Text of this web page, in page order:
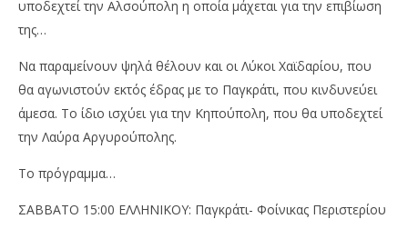
υποδεχτεί την Αλσούπολη η οποία μάχεται για την επιβίωση
της…
Να παραμείνουν ψηλά θέλουν και οι Λύκοι Χαϊδαρίου, που
θα αγωνιστούν εκτός έδρας με το Παγκράτι, που κινδυνεύει
άμεσα. Το ίδιο ισχύει για την Κηπούπολη, που θα υποδεχτεί
την Λαύρα Αργυρούπολης.
Το πρόγραμμα…
ΣΑΒΒΑΤΟ 15:00 ΕΛΛΗΝΙΚΟΥ: Παγκράτι- Φοίνικας Περιστερίου